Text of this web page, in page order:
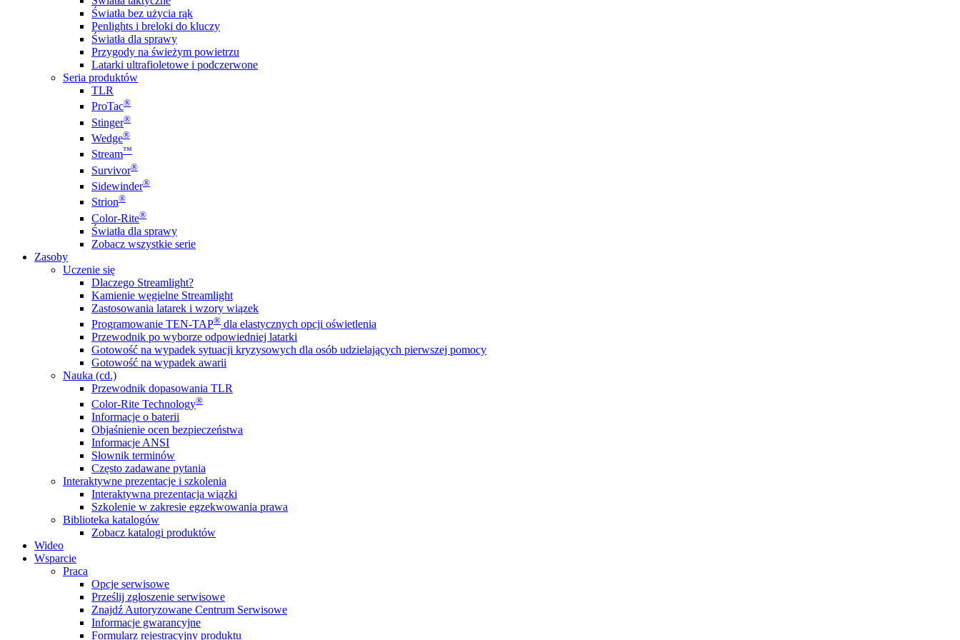
Światła bez użycia rąk
Penlights i breloki do kluczy
Światła dla sprawy
Przygody na świeżym powietrzu
Latarki ultrafioletowe i podczerwone
Seria produktów
TLR
ProTac®
Stinger®
Wedge®
Stream™
Survivor®
Sidewinder®
Strion®
Color-Rite®
Światła dla sprawy
Zobacz wszystkie serie
Zasoby
Uczenie się
Dlaczego Streamlight?
Kamienie węgielne Streamlight
Zastosowania latarek i wzory wiązek
Programowanie TEN-TAP® dla elastycznych opcji oświetlenia
Przewodnik po wyborze odpowiedniej latarki
Gotowość na wypadek sytuacji kryzysowych dla osób udzielających pierwszej pomocy
Gotowość na wypadek awarii
Nauka (cd.)
Przewodnik dopasowania TLR
Color-Rite Technology®
Informacje o baterii
Objaśnienie ocen bezpieczeństwa
Informacje ANSI
Słownik terminów
Często zadawane pytania
Interaktywne prezentacje i szkolenia
Interaktywna prezentacja wiązki
Szkolenie w zakresie egzekwowania prawa
Biblioteka katalogów
Zobacz katalogi produktów
Wideo
Wsparcie
Praca
Opcje serwisowe
Prześlij zgłoszenie serwisowe
Znajdź Autoryzowane Centrum Serwisowe
Informacje gwarancyjne
Formularz rejestracyjny produktu